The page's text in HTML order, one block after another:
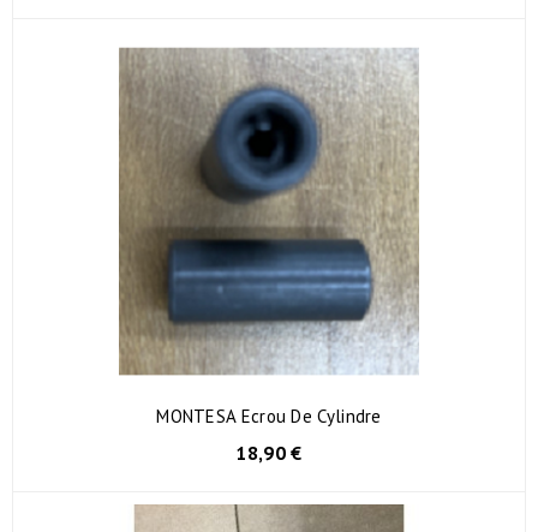
MONTESA Ecrou De Cylindre
18,90 €